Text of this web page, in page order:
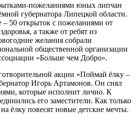
пожеланиями юных липчан
губернатора Липецкой области.
– 50 открыток с пожеланиями от
а также от ребят из
желания собрали
общественной организации
«Больше чем Добро».
акции «Поймай ёлку –
Игорь Артамонов. Он снял
которые исполнит лично. К
его заместители. Как только
ёлку повесят новые детские мечты.